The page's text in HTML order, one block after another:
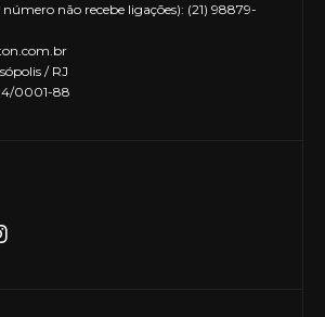
não recebe ligações): (21) 98879-
/ RJ
0001-88